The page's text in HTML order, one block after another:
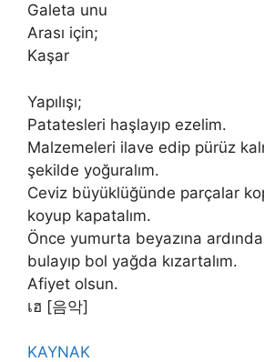
Galeta unu
Arası için;
Kaşar
Yapılışı;
Patatesleri haşlayıp ezelim.
Malzemeleri ilave edip pürüz
şekilde yoğuralım.
Ceviz büyüklüğünde parçalar
koyup kapatalım.
Önce yumurta beyazına
bulayıp bol yağda kızartalım.
Afiyet olsun.
เฮ [음악]
KAYNAK